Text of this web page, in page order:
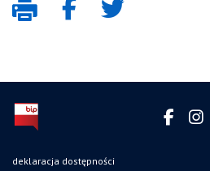
deklaracja dostępności